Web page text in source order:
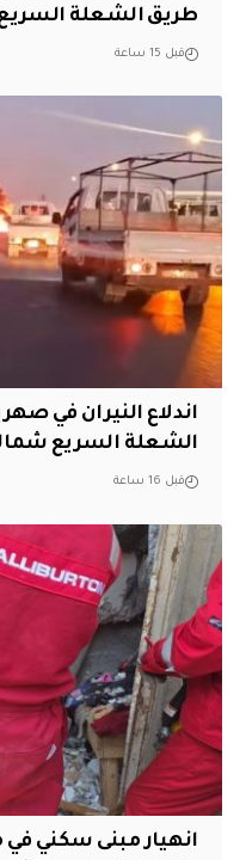
طريق الشعلة السريع
قبل 15 ساعة
اندلاع النيران في
الشعلة السريع
قبل 16 ساعة
انهيار مبنى سكني في